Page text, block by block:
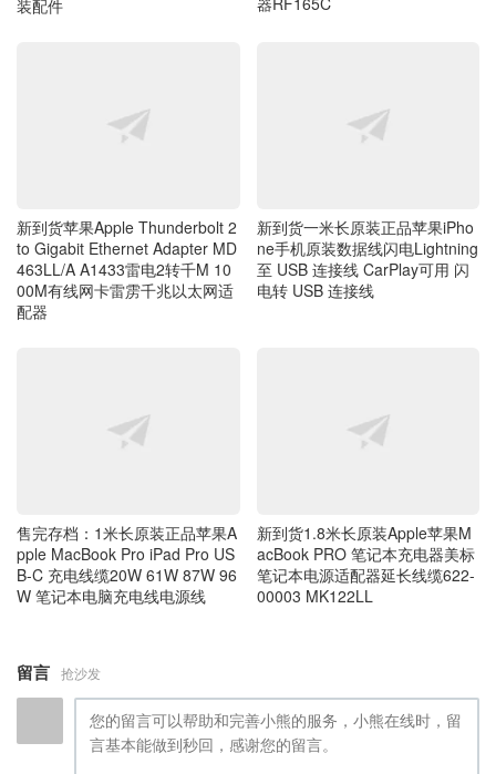
463LL/A A1433雷电2转千M 10
00M有线网卡雷雳千兆以太网适
配器
至 USB 连接线 CarPlay可用 闪
电转 USB 连接线
W 笔记本电脑充电线电源线
00003 MK122LL